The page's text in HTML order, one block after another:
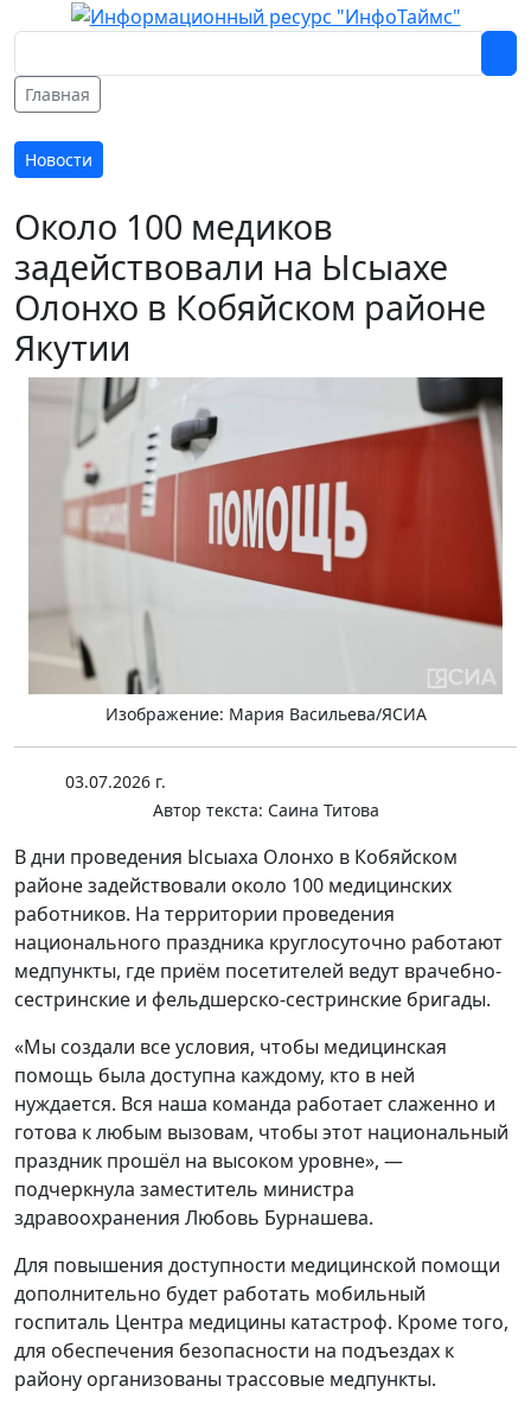
Главная
Новости
Около 100 медиков
задействовали на Ысыахе
Олонхо в Кобяйском районе
Якутии
Изображение: Мария Васильева/ЯСИА
03.07.2026 г.
Автор текста: Саина Титова
В дни проведения Ысыаха Олонхо в Кобяйском
районе задействовали около 100 медицинских
работников. На территории проведения
национального праздника круглосуточно работают
медпункты, где приём посетителей ведут врачебно-
сестринские и фельдшерско-сестринские бригады.
«Мы создали все условия, чтобы медицинская
помощь была доступна каждому, кто в ней
нуждается. Вся наша команда работает слаженно и
готова к любым вызовам, чтобы этот национальный
праздник прошёл на высоком уровне», —
подчеркнула заместитель министра
здравоохранения Любовь Бурнашева.
Для повышения доступности медицинской помощи
дополнительно будет работать мобильный
госпиталь Центра медицины катастроф. Кроме того,
для обеспечения безопасности на подъездах к
району организованы трассовые медпункты.